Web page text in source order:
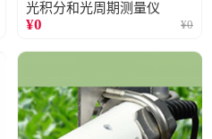
光积分和光周期测量仪
¥0 ¥0